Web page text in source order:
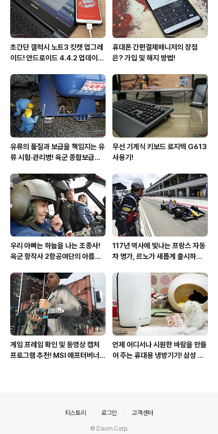
는 강남 클럽 ..
초간단 갤럭시 노트3 킷캣 업그레
이드! 안드로이드 4.4.2 업데이트
휴대폰 간편결제매니저의 장점
은? 가입 및 해지 방법!
유류의 품질과 보급을 책임지는 유
류 시험·관리병! 육군 종합보급창
무선 기계식 키보드 로지텍 G613
사용기!
우리 아빠는 하늘을 나는 조종사!
육군 항작사 2항공여단의 아름다
117년 역사에 빛나는 프랑스 자동
차 명가, 르노가 새롭게 출시하는
게임 프레임 확인 및 동영상 캡처
프로그램 추천! MSI 애프터버너
언제 어디서나 시원한 바람을 만들
어 주는 휴대용 냉방기기! 삼성 포
티스토리 로그인 고객센터
© Daum Corp.